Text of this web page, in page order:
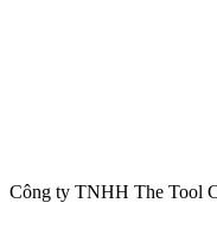
Công ty TNHH The Tool